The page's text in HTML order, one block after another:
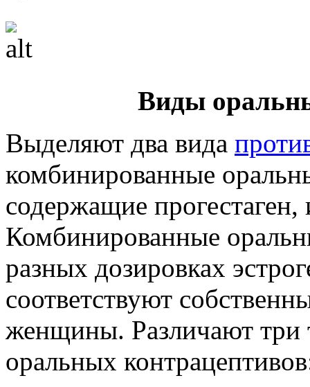
Виды
Выделяют два вида
комбинированные
содержащие
Комбинированные
разных дозировках
соответствуют
женщины. Различают три
оральных